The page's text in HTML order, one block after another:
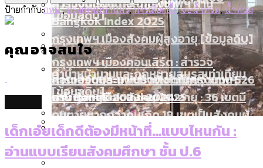
กทม. มีอำนาจแค่ไหน ในการแก้ปัญหาให้คน
ที่อาศัยอยู่ในกรุงเทพฯ
ขยะของคน กทม. ที่ยังถูกนำไปทิ้งที่
ฉะเชิงเทรา นครปฐม และล่าสุดที่กาญจนบุรี
ความขัดแย้งไทย-กัมพูชา
กรุงเทพฯ เมืองคอนเสิร์ต : สำรวจ
คอนเสิร์ตและแฟนมีตติ้งในไทยจำนวน 526
งาน ตั้งแต่ปี 2023-2024
ปีนกำแพงส่องซีรีส์จีน: จีนส่งออกภาพ
สำรวจเศรษฐกิจในกรุงเทพฯ ผ่าน
Bangkok Index 2025
สำรวจงบประมาณรายเขตในกรุงเทพฯ
ผ่าน Bangkok Index 2025
สำรวจรายได้จากการจัดเก็บภาษีใน
กรุงเทพฯ เมืองสังคมผู้สูงอายุ [ข้อมูลดิบ]
กรุงเทพฯ เมืองสังคมผู้สูงอายุ : 36 เขตมี
คนตายมากกว่าคนเกิด 18 เขตเป็นสังคมผู้
สูงอายุระดับสุดยอด
[ข้อมูลดิบ]
คำนำหน้านามและกฎหมายสมรสเท่าเทียม
[ข้อมูลดิบ]
กรุงเทพฯ เมืองสังคมผู้สูงอายุ [ข้อมูลดิบ]
ป้ายกำกับ:กทม.,กรุงเทพมหานคร,การเลือกตั้ง,งบน้ำท่วม,น้ำท่วม
คุณอาจสนใจ
เด็กเอ๋ยเด็กดีต้องมีหน้าที่…แบบไหนกัน :
อ่านแบบเรียนสังคมศึกษา ชั้น ป.6